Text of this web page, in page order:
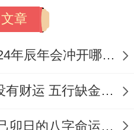
动
提
章
2024辰冲开财库，2024年辰年会冲开哪些人的财库
五行缺金的人是不是没有财运 五行缺金的人命运好不好
己卯日生人八字富贵 己卯日的八字命运如何